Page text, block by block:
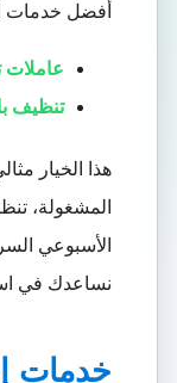
أفضل خدمات
تنظيف
هذا الخيار
المشغولة،
الأسبوعي
نساعدك في
خدمات